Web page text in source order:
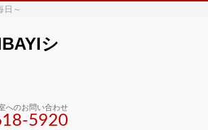
日～
シ
へのお問い合わせ